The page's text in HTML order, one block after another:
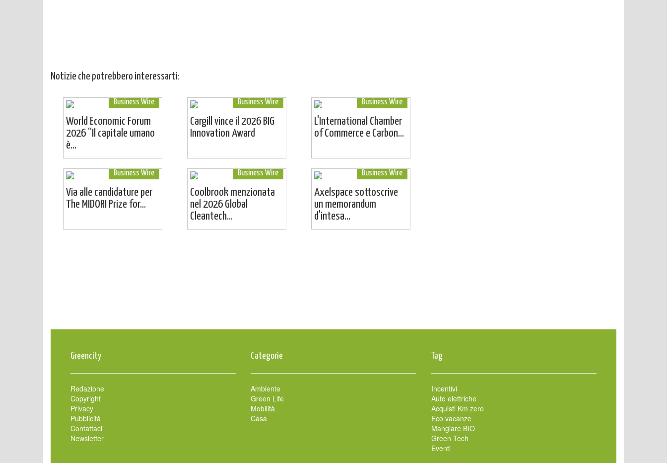
Notizie che potrebbero interessarti:
Business Wire
World Economic Forum
2026 “Il capitale umano
è...
Business Wire
Cargill vince il 2026 BIG
Innovation Award
Business Wire
L'International Chamber
of Commerce e Carbon...
Business Wire
Via alle candidature per
The MIDORI Prize for...
Business Wire
Coolbrook menzionata
nel 2026 Global
Cleantech...
Business Wire
Axelspace sottoscrive
un memorandum
d'intesa...
Greencity
Redazione
Copyright
Privacy
Pubblicità
Contattaci
Newsletter
Categorie
Ambiente
Green Life
Mobilità
Casa
Tag
Incentivi
Auto elettriche
Acquisti Km zero
Eco vacanze
Mangiare BIO
Green Tech
Eventi